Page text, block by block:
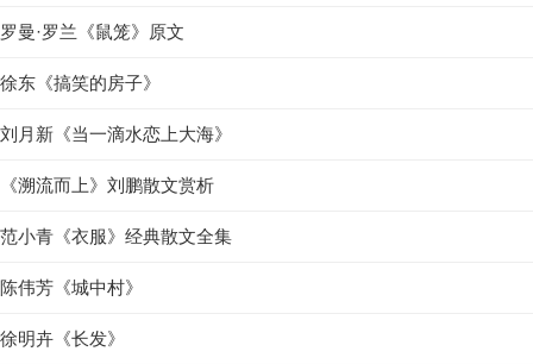
罗曼·罗兰《鼠笼》原文
徐东《搞笑的房子》
刘月新《当一滴水恋上大海》
《溯流而上》刘鹏散文赏析
范小青《衣服》经典散文全集
陈伟芳《城中村》
徐明卉《长发》